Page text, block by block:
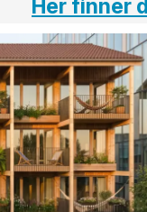
Her finner